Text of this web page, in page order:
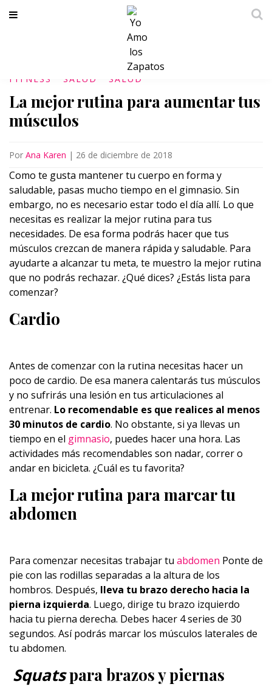
FITNESS SALUD SALUD
La mejor rutina para aumentar tus
músculos
Por Ana Karen | 26 de diciembre de 2018
Como te gusta mantener tu cuerpo en forma y
saludable, pasas mucho tiempo en el gimnasio. Sin
embargo, no es necesario estar todo el día allí. Lo que
necesitas es realizar la mejor rutina para tus
necesidades. De esa forma podrás hacer que tus
músculos crezcan de manera rápida y saludable. Para
ayudarte a alcanzar tu meta, te muestro la mejor rutina
que no podrás rechazar. ¿Qué dices? ¿Estás lista para
comenzar?
Cardio
Antes de comenzar con la rutina necesitas hacer un
poco de cardio. De esa manera calentarás tus músculos
y no sufrirás una lesión en tus articulaciones al
entrenar. Lo recomendable es que realices al menos
30 minutos de cardio. No obstante, si ya llevas un
tiempo en el gimnasio, puedes hacer una hora. Las
actividades más recomendables son nadar, correr o
andar en bicicleta. ¿Cuál es tu favorita?
La mejor rutina para marcar tu
abdomen
Para comenzar necesitas trabajar tu abdomen Ponte de
pie con las rodillas separadas a la altura de los
hombros. Después, lleva tu brazo derecho hacia la
pierna izquierda. Luego, dirige tu brazo izquierdo
hacia tu pierna derecha. Debes hacer 4 series de 30
segundos. Así podrás marcar los músculos laterales de
tu abdomen.
Squatspara brazos y piernas